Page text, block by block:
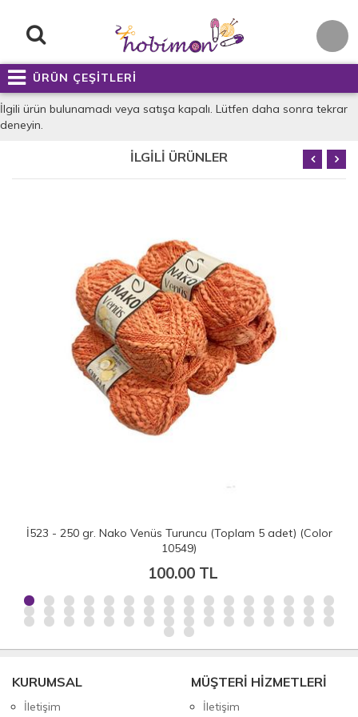
ÜRÜN ÇEŞİTLERİ
İlgili ürün bulunamadı veya satışa kapalı. Lütfen daha sonra tekrar
deneyin.
İLGİLİ ÜRÜNLER
İ523 - 250 gr. Nako Venüs Turuncu (Toplam 5 adet) (Color
10549)
100.00 TL
KURUMSAL
İletişim
MÜŞTERİ HİZMETLERİ
İletişim